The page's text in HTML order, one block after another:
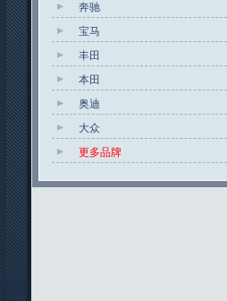
奔驰
宝马
丰田
本田
奥迪
大众
更多品牌